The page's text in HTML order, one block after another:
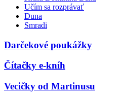
Učím sa rozprávať
Duna
Smradi
Darčekové poukážky
Čítačky e-kníh
Vecičky od Martinusu